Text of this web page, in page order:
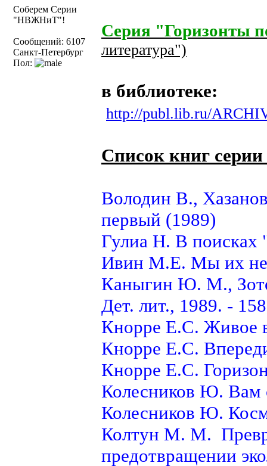
Соберем Серии
"НВЖНиТ"!
Сообщений: 6107
Санкт-Петербург
Пол:
Серия "Горизонты
литература")
в библиотеке:
http://publ.lib.ru/
Cписок книг
Володин В.,
первый (1989)
Гулиа Н. В поисках
Ивин М.Е. Мы их не
Каныгин Ю. М.,
Дет. лит., 1989. -
Кнорре Е.С. Живое
Кнорре Е.С.
Кнорре Е.С.
Колесников Ю. Вам
Колесников Ю.
Колтун М. М.
предотвращении